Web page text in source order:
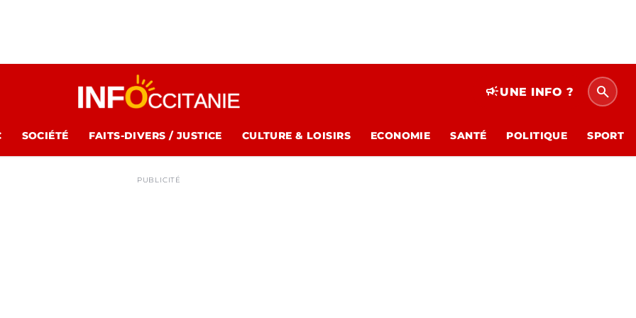
campaignUNE INFO ? search
SOCIÉTÉ FAITS-DIVERS / JUSTICE CULTURE & LOISIRS ECONOMIE SANTÉ POLITIQUE SPORT
PUBLICITÉ